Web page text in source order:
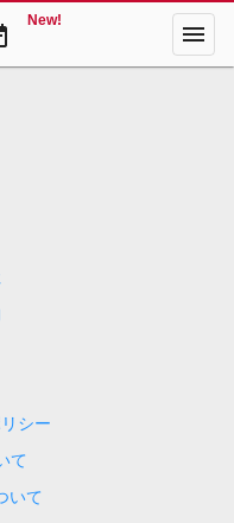
New! menu
シー
て
いて